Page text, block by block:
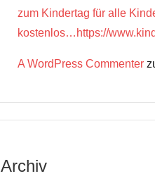
zum Kindertag für alle
kostenlos…https://
A WordPress Commenter
Archiv